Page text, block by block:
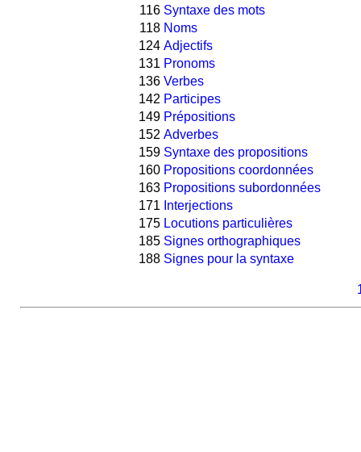
116 Syntaxe des mots
118 Noms
124 Adjectifs
131 Pronoms
136 Verbes
142 Participes
149 Prépositions
152 Adverbes
159 Syntaxe des propositions
160 Propositions coordonnées
163 Propositions subordonnées
171 Interjections
175 Locutions particulières
185 Signes orthographiques
188 Signes pour la syntaxe